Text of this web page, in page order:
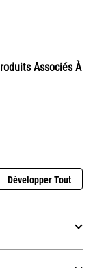
Associés À
Développer Tout